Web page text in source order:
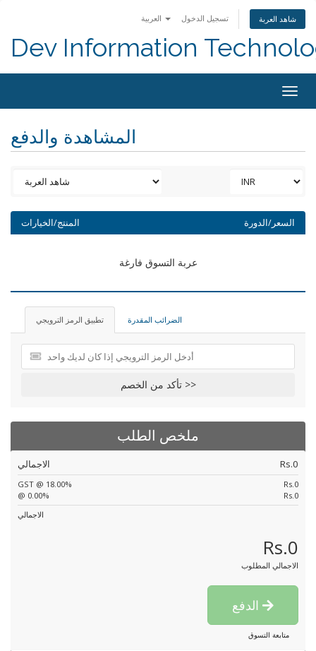
تسجيل الدخول شاهد العربة
Dev Information
المشاهدة والدفع
المنتج/الخيارات السعر/الدورة
عربة التسوق فارغة
تطبيق الرمز الترويجي الضرائب المقدرة
تأكد من الخصم >>
ملخص الطلب
الاجمالي Rs.0
GST @ 18.00%
Rs.0
@ 0.00%
Rs.0
الاجمالي
Rs.0
الاجمالي المطلوب
متابعة التسوق